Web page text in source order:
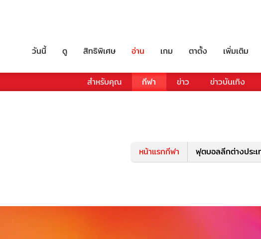
วันนี้ ดู สิทธิพิเศษ อ่าน เกม ตาตั้ง เพิ่มเติม
สำหรับคุณ กีฬา ข่าว ข่าวบันเทิง
หน้าแรกกีฬา ฟุตบอลลีกต่างประ